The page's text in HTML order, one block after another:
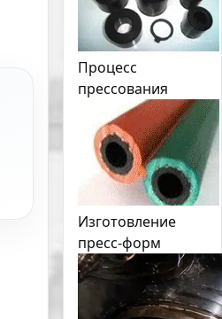
Процесс
прессования
Изготовление
пресс-форм